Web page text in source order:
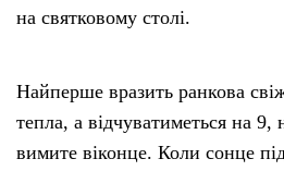
на святковому столі.
Найперше вразить ранкова
тепла, а відчуватиметься на 9,
вимите віконце. Коли сонце